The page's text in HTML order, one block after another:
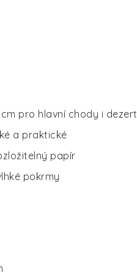
pro hlavní chody i
a praktické
papír
pokrmy